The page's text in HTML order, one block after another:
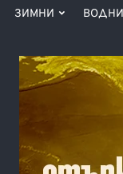
ЗИМНИ ВОДНИ